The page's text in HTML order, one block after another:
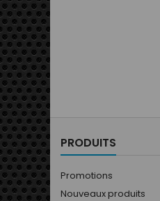
PRODUITS
Promotions
Nouveaux produits